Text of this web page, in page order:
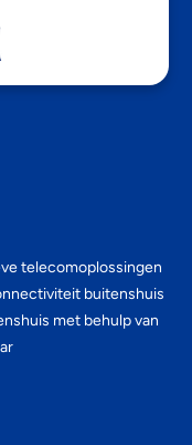
telecomoplossingen
buitenshuis
met behulp van